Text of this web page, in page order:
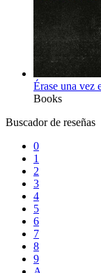
Érase una vez
Books
Buscador de reseñas
0
1
2
3
4
5
6
7
8
9